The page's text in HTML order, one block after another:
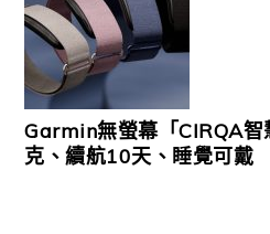
Garmin無螢幕「CIRQA
克、續航10天、睡覺可戴